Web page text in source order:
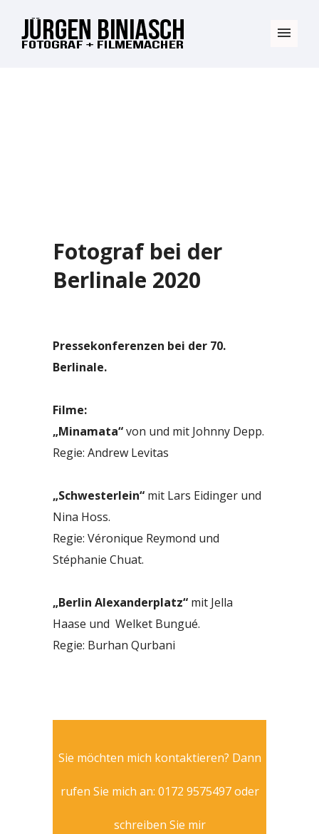
Fotograf bei der
Berlinale 2020
Pressekonferenzen bei der 70.
Berlinale.
Filme:
„Minamata“von und mit Johnny Depp.
Regie: Andrew Levitas
„Schwesterlein“ mit Lars Eidinger und
Nina Hoss.
Regie: Véronique Reymond und
Stéphanie Chuat.
„Berlin Alexanderplatz“ mit Jella
Haase und Welket Bungué.
Regie: Burhan Qurbani
Sie möchten mich kontaktieren? Dann
rufen Sie mich an: 0172 9575497 oder
schreiben Sie mir